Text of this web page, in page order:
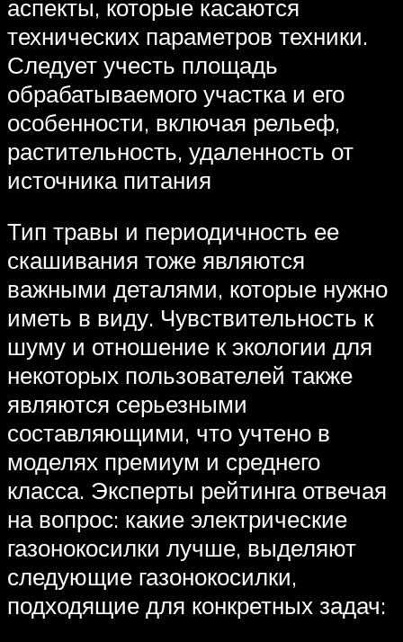
аспекты, которые касаются
технических параметров техники.
Следует учесть площадь
обрабатываемого участка и его
особенности, включая рельеф,
растительность, удаленность от
источника питания
Тип травы и периодичность ее
скашивания тоже являются
важными деталями, которые нужно
иметь в виду. Чувствительность к
шуму и отношение к экологии для
некоторых пользователей также
являются серьезными
составляющими, что учтено в
моделях премиум и среднего
класса. Эксперты рейтинга отвечая
на вопрос: какие электрические
газонокосилки лучше, выделяют
следующие газонокосилки,
подходящие для конкретных задач: